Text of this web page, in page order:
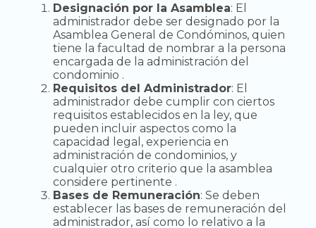
Designación por la Asamblea: El
administrador debe ser designado por la
Asamblea General de Condóminos, quien
tiene la facultad de nombrar a la persona
encargada de la administración del
condominio .
Requisitos del Administrador: El
administrador debe cumplir con ciertos
requisitos establecidos en la ley, que
pueden incluir aspectos como la
capacidad legal, experiencia en
administración de condominios, y
cualquier otro criterio que la asamblea
considere pertinente .
Bases de Remuneración: Se deben
establecer las bases de remuneración del
administrador, así como lo relativo a la